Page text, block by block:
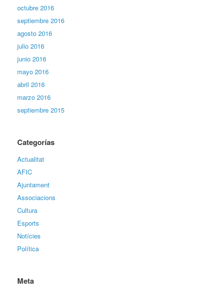
octubre 2016
septiembre 2016
agosto 2016
julio 2016
junio 2016
mayo 2016
abril 2016
marzo 2016
septiembre 2015
Categorías
Actualitat
AFIC
Ajuntament
Associacions
Cultura
Esports
Notícies
Política
Meta